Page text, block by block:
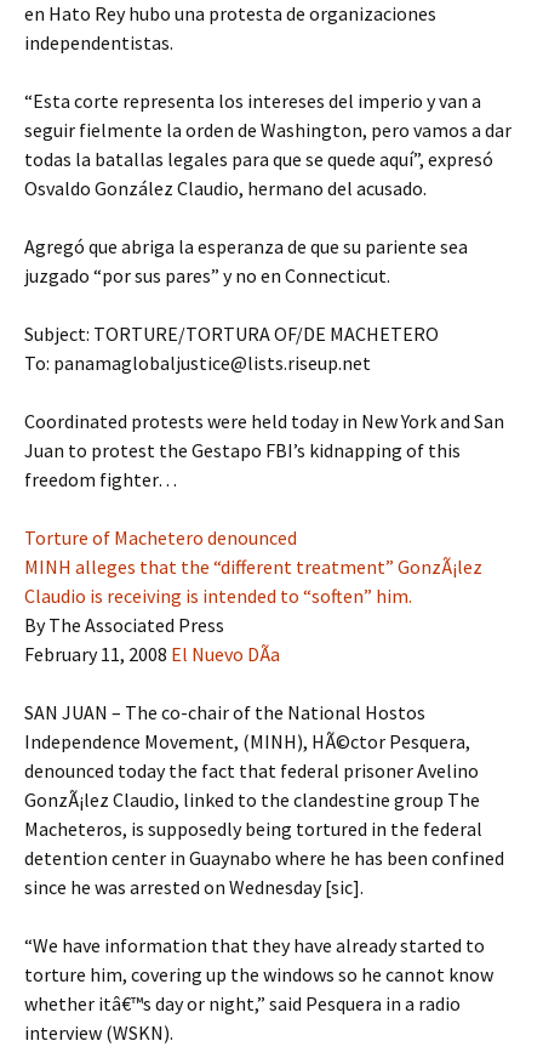
en Hato Rey hubo una protesta de organizaciones
independentistas.
“Esta corte representa los intereses del imperio y van a
seguir fielmente la orden de Washington, pero vamos a dar
todas la batallas legales para que se quede aquí”, expresó
Osvaldo González Claudio, hermano del acusado.
Agregó que abriga la esperanza de que su pariente sea
juzgado “por sus pares” y no en Connecticut.
Subject: TORTURE/TORTURA OF/DE MACHETERO
To: panamaglobaljustice@lists.riseup.net
Coordinated protests were held today in New York and San
Juan to protest the Gestapo FBI’s kidnapping of this
freedom fighter…
Torture of Machetero denounced
MINH alleges that the “different treatment” GonzÃ¡lez
Claudio is receiving is intended to “soften” him.
By The Associated Press
February 11, 2008 El Nuevo DÃ­a
SAN JUAN – The co-chair of the National Hostos
Independence Movement, (MINH), HÃ©ctor Pesquera,
denounced today the fact that federal prisoner Avelino
GonzÃ¡lez Claudio, linked to the clandestine group The
Macheteros, is supposedly being tortured in the federal
detention center in Guaynabo where he has been confined
since he was arrested on Wednesday [sic].
“We have information that they have already started to
torture him, covering up the windows so he cannot know
whether itâ€™s day or night,” said Pesquera in a radio
interview (WSKN).